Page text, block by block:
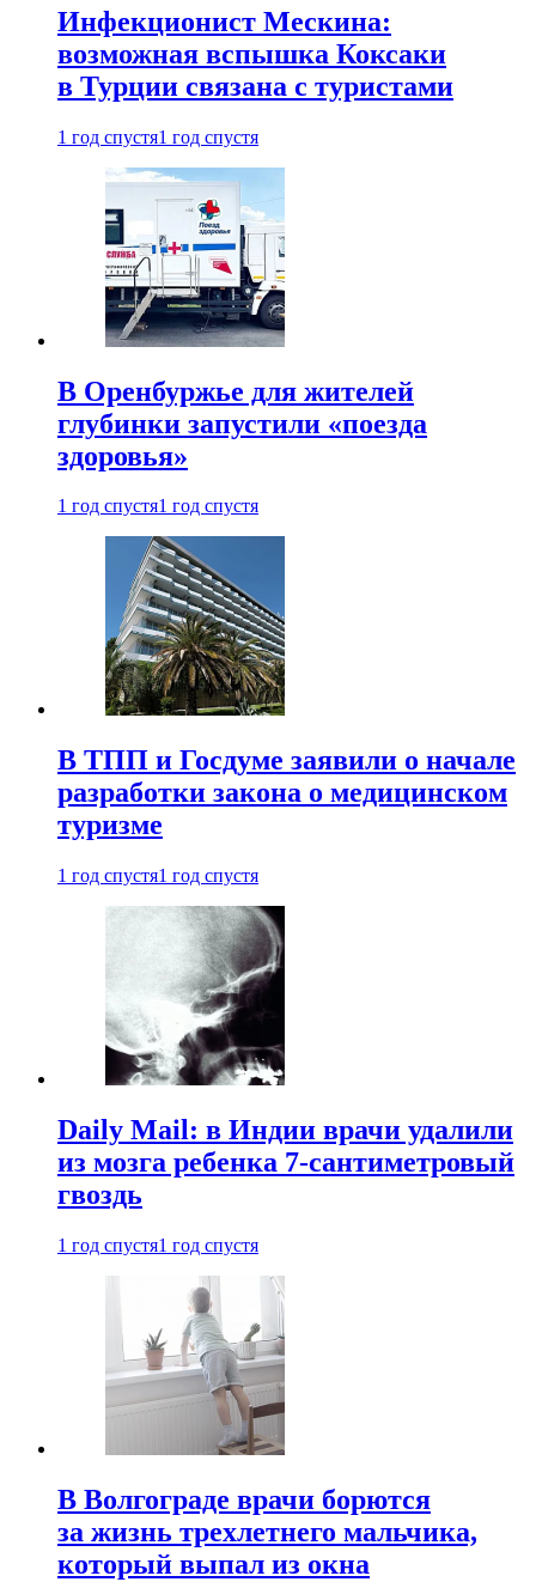
Инфекционист Мескина:
возможная вспышка Коксаки
в Турции связана с туристами
1 год спустя1 год спустя
В Оренбуржье для жителей
глубинки запустили «поезда
здоровья»
1 год спустя1 год спустя
В ТПП и Госдуме заявили о начале
разработки закона о медицинском
туризме
1 год спустя1 год спустя
Daily Mail: в Индии врачи удалили
из мозга ребенка 7-сантиметровый
гвоздь
1 год спустя1 год спустя
В Волгограде врачи борются
за жизнь трехлетнего мальчика,
который выпал из окна